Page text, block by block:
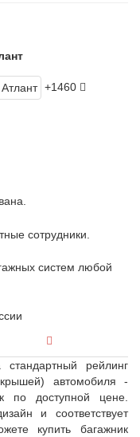
+1460
сотрудники.
систем любой
рейлинг
автомобиля -
по доступной цене.
и соответствует
купить багажник